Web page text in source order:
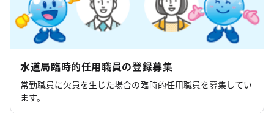
水道局臨時的任用職員の登録募集
常勤職員に欠員を生じた場合の臨時的任用職員を募集してい
ます。